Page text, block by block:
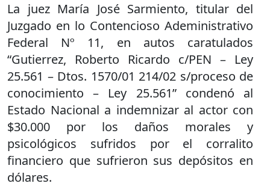
La juez María José Sarmiento, titular del
Juzgado en lo Contencioso Adeministrativo
Federal Nº 11, en autos caratulados
“Gutierrez, Roberto Ricardo c/PEN – Ley
25.561 – Dtos. 1570/01 214/02 s/proceso de
conocimiento – Ley 25.561” condenó al
Estado Nacional a indemnizar al actor con
$30.000 por los daños morales y
psicológicos sufridos por el corralito
financiero que sufrieron sus depósitos en
dólares.